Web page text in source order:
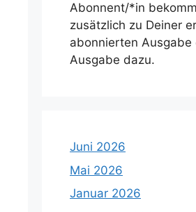
Abonnent/*in
zusätzlich zu Deiner
abonnierten Ausgabe
Ausgabe dazu.
Juni 2026
Mai 2026
Januar 2026